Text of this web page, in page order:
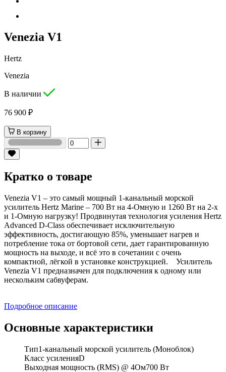
Venezia V1
Hertz
Venezia
В наличии
76 900 ₽
В корзину
Кратко о товаре
Venezia V1 – это самый мощный 1-канальный морской
усилитель Hertz Marine – 700 Вт на 4-Омную и 1260 Вт на 2-х
и 1-Омную нагрузку! Продвинутая технология усиления Hertz
Advanced D-Class обеспечивает исключительную
эффективность, достигающую 85%, уменьшает нагрев и
потребление тока от бортовой сети, дает гарантированную
мощность на выходе, и всё это в сочетании с очень
компактной, лёгкой в установке конструкцией. Усилитель
Venezia V1 предназначен для подключения к одному или
нескольким сабвуферам.
Подробное описание
Основные характеристики
Тип1-канальный морской усилитель (Моноблок)
Класс усиленияD
Выходная мощность (RMS) @ 4Ом700 Вт